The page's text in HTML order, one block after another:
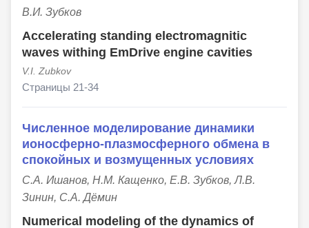
В.И. Зубков
Accelerating standing electromagnitic
waves withing EmDrive engine cavities
V.I. Zubkov
Страницы 21-34
Численное моделирование динамики
ионосферно-плазмосферного обмена в
спокойных и возмущенных условиях
С.А. Ишанов, Н.М. Кащенко, Е.В. Зубков, Л.В.
Зинин, С.А. Дёмин
Numerical modeling of the dynamics of